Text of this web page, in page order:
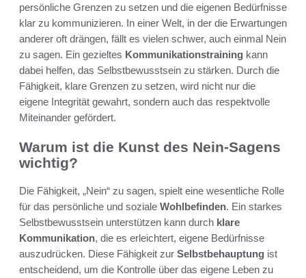
persönliche Grenzen zu setzen und die eigenen Bedürfnisse
klar zu kommunizieren. In einer Welt, in der die Erwartungen
anderer oft drängen, fällt es vielen schwer, auch einmal Nein
zu sagen. Ein gezieltes Kommunikationstraining kann
dabei helfen, das Selbstbewusstsein zu stärken. Durch die
Fähigkeit, klare Grenzen zu setzen, wird nicht nur die
eigene Integrität gewahrt, sondern auch das respektvolle
Miteinander gefördert.
Warum ist die Kunst des Nein-Sagens
wichtig?
Die Fähigkeit, „Nein“ zu sagen, spielt eine wesentliche Rolle
für das persönliche und soziale Wohlbefinden. Ein starkes
Selbstbewusstsein unterstützen kann durch klare
Kommunikation, die es erleichtert, eigene Bedürfnisse
auszudrücken. Diese Fähigkeit zur Selbstbehauptung ist
entscheidend, um die Kontrolle über das eigene Leben zu